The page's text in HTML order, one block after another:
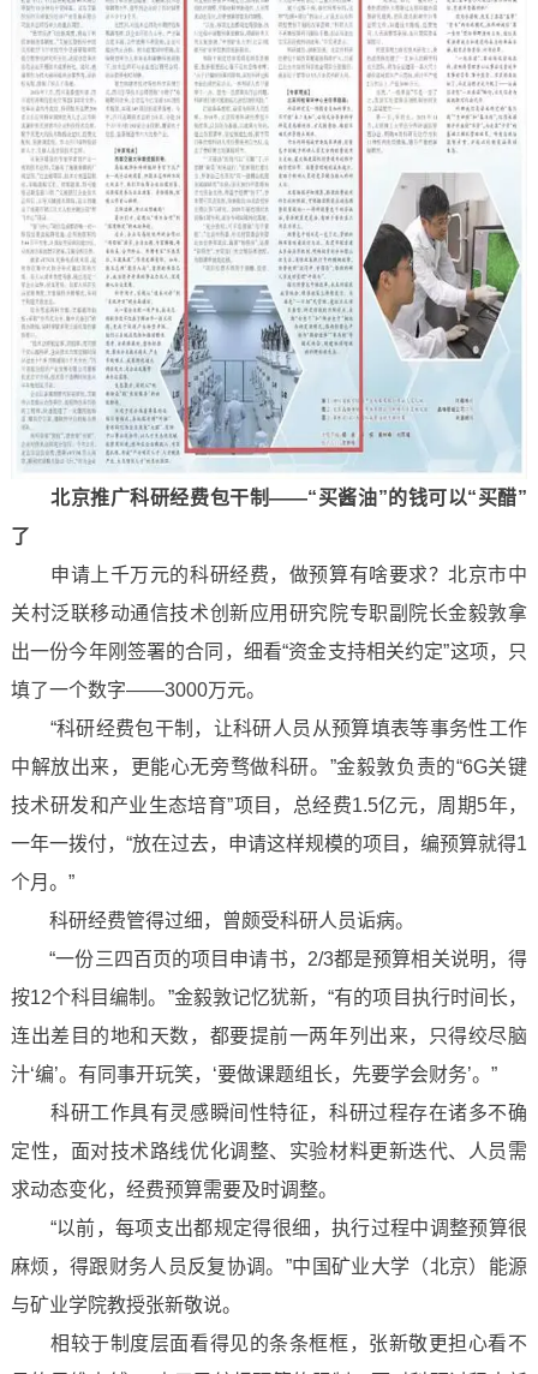
北京推广科研经费包干制——“买酱油”的钱可以“买醋”
了
申请上千万元的科研经费，做预算有啥要求？北京市中
关村泛联移动通信技术创新应用研究院专职副院长金毅敦拿
出一份今年刚签署的合同，细看“资金支持相关约定”这项，只
填了一个数字——3000万元。
“科研经费包干制，让科研人员从预算填表等事务性工作
中解放出来，更能心无旁骛做科研。”金毅敦负责的“6G关键
技术研发和产业生态培育”项目，总经费1.5亿元，周期5年，
一年一拨付，“放在过去，申请这样规模的项目，编预算就得1
个月。”
科研经费管得过细，曾颇受科研人员诟病。
“一份三四百页的项目申请书，2/3都是预算相关说明，得
按12个科目编制。”金毅敦记忆犹新，“有的项目执行时间长，
连出差目的地和天数，都要提前一两年列出来，只得绞尽脑
汁‘编’。有同事开玩笑，‘要做课题组长，先要学会财务’。”
科研工作具有灵感瞬间性特征，科研过程存在诸多不确
定性，面对技术路线优化调整、实验材料更新迭代、人员需
求动态变化，经费预算需要及时调整。
“以前，每项支出都规定得很细，执行过程中调整预算很
麻烦，得跟财务人员反复协调。”中国矿业大学（北京）能源
与矿业学院教授张新敬说。
相较于制度层面看得见的条条框框，张新敬更担心看不